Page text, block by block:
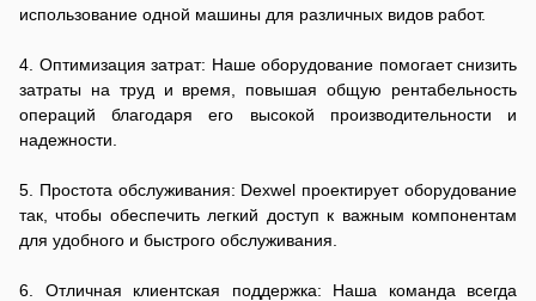
использование одной машины для различных видов работ.
4. Оптимизация затрат: Наше оборудование помогает снизить
затраты на труд и время, повышая общую рентабельность
операций благодаря его высокой производительности и
надежности.
5. Простота обслуживания: Dexwel проектирует оборудование
так, чтобы обеспечить легкий доступ к важным компонентам
для удобного и быстрого обслуживания.
6. Отличная клиентская поддержка: Наша команда всегда